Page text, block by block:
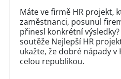
Máte ve firmě HR projekt,
zaměstnanci, posunul
přinesl konkrétní
soutěže Nejlepší HR
ukažte, že dobré nápady v
celou republikou.